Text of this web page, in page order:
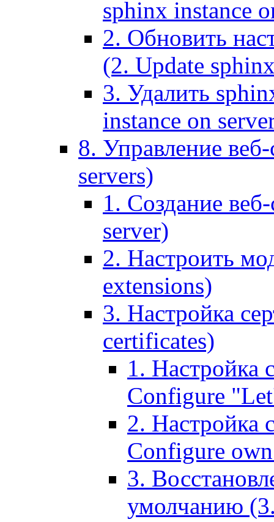
sphinx instance
2. Обновить
(2. Update
3. Удалить
instance on
8. Управление
servers)
1. Создание
server)
2. Настроить
extensions)
3. Настройка
certificates)
1. Настройка
Configure
2. Настройка
Configure
3.
умолчанию